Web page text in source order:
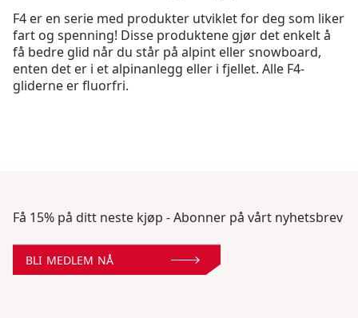
F4 er en serie med produkter utviklet for deg som liker
fart og spenning! Disse produktene gjør det enkelt å
få bedre glid når du står på alpint eller snowboard,
enten det er i et alpinanlegg eller i fjellet. Alle F4-
gliderne er fluorfri.
Få 15% på ditt neste kjøp - Abonner på vårt nyhetsbrev
BLI MEDLEM NÅ